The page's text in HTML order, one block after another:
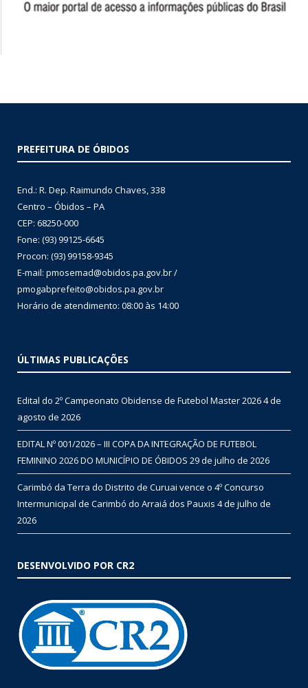
PREFEITURA DE ÓBIDOS
End.: R. Dep. Raimundo Chaves, 338
Centro – Óbidos – PA
CEP: 68250-000
Fone: (93) 99125-6645
Procon: (93) 99158-9345
E-mail: pmosemad@obidos.pa.gov.br /
pmogabprefeito@obidos.pa.gov.br
Horário de atendimento: 08:00 às 14:00
ÚLTIMAS PUBLICAÇÕES
Edital do 2º Campeonato Obidense de Futebol Master 20264 de
agosto de 2026
EDITAL Nº 001/2026 – III COPA DA INTEGRAÇÃO DE FUTEBOL
FEMININO 2026 DO MUNICÍPIO DE ÓBIDOS 29 de julho de 2026
Carimbó da Terra do Distrito de Curuai vence o 4º Concurso
Intermunicipal de Carimbó do Arraiá dos Pauxis 4 de julho de
2026
DESENVOLVIDO POR CR2